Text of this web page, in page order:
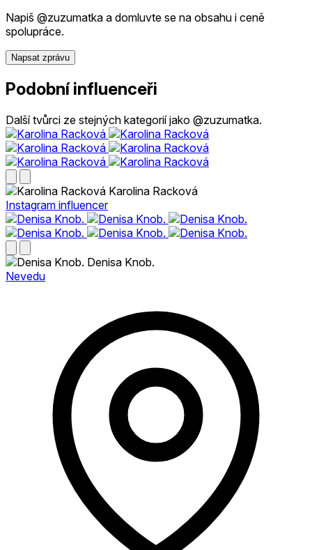
Napiš @zuzumatka a domluvte se na obsahu i ceně
spolupráce.
Napsat zprávu
Podobní influenceři
Další tvůrci ze stejných kategorií jako @zuzumatka.
Karolina Racková
Instagram influencer
Denisa Knob.
Nevedu